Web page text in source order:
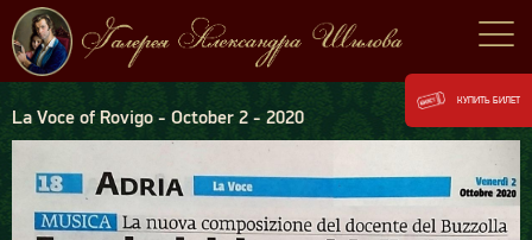
La Voce of Rovigo - October 2 - 2020
КУПИТЬ БИЛЕТ